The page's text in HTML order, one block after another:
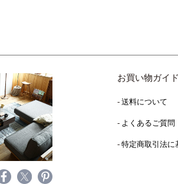
お買い物ガイ
送料について
よくあるご質問
特定商取引法に